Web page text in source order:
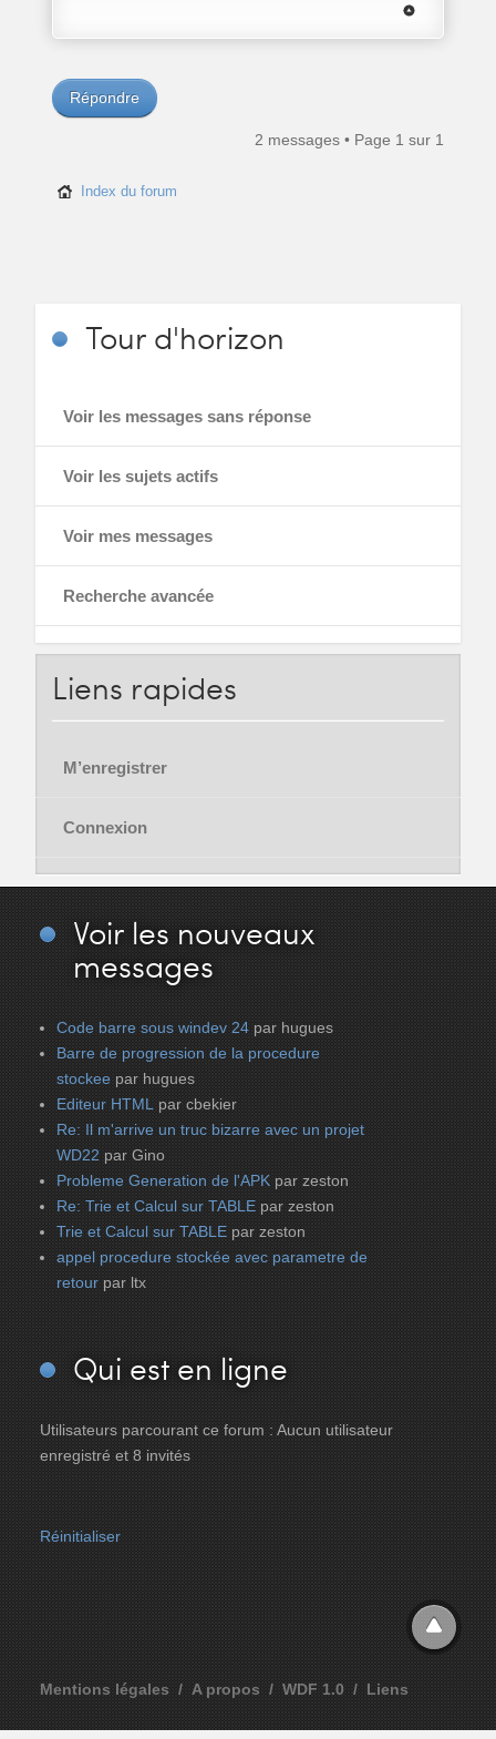
Répondre
2 messages • Page 1 sur 1
Index du forum
Tourd'horizon
Voir les messages sans réponse
Voir les sujets actifs
Voir mes messages
Recherche avancée
Liens rapides
M’enregistrer
Connexion
Voir les nouveaux
messages
Code barre sous windev 24 par hugues
Barre de progression de la procedure
stockee par hugues
Editeur HTML par cbekier
Re: Il m'arrive un truc bizarre avec un projet
WD22 par Gino
Probleme Generation de l'APK par zeston
Re: Trie et Calcul sur TABLE par zeston
Trie et Calcul sur TABLE par zeston
appel procedure stockée avec parametre de
retour par ltx
Qui est en ligne
Utilisateurs parcourant ce forum : Aucun utilisateur
enregistré et 8 invités
Réinitialiser
Mentions légales A propos WDF 1.0 Liens